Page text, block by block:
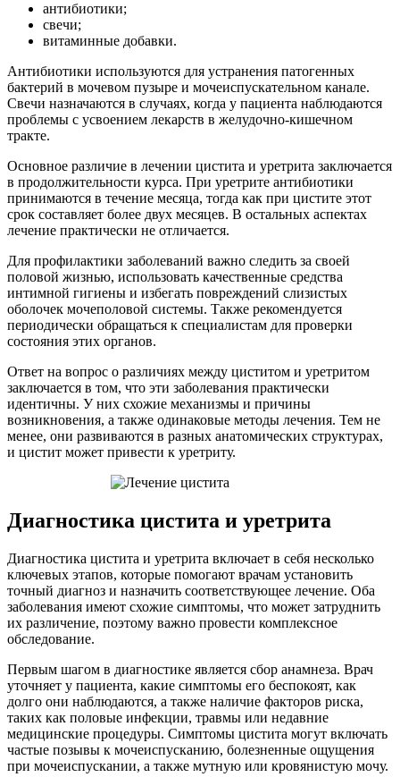
антибиотики;
свечи;
витаминные добавки.
Антибиотики используются для устранения патогенных
бактерий в мочевом пузыре и мочеиспускательном канале.
Свечи назначаются в случаях, когда у пациента наблюдаются
проблемы с усвоением лекарств в желудочно-кишечном
тракте.
Основное различие в лечении цистита и уретрита заключается
в продолжительности курса. При уретрите антибиотики
принимаются в течение месяца, тогда как при цистите этот
срок составляет более двух месяцев. В остальных аспектах
лечение практически не отличается.
Для профилактики заболеваний важно следить за своей
половой жизнью, использовать качественные средства
интимной гигиены и избегать повреждений слизистых
оболочек мочеполовой системы. Также рекомендуется
периодически обращаться к специалистам для проверки
состояния этих органов.
Ответ на вопрос о различиях между циститом и уретритом
заключается в том, что эти заболевания практически
идентичны. У них схожие механизмы и причины
возникновения, а также одинаковые методы лечения. Тем не
менее, они развиваются в разных анатомических структурах,
и цистит может привести к уретриту.
Диагностика цистита и уретрита
Диагностика цистита и уретрита включает в себя несколько
ключевых этапов, которые помогают врачам установить
точный диагноз и назначить соответствующее лечение. Оба
заболевания имеют схожие симптомы, что может затруднить
их различение, поэтому важно провести комплексное
обследование.
Первым шагом в диагностике является сбор анамнеза. Врач
уточняет у пациента, какие симптомы его беспокоят, как
долго они наблюдаются, а также наличие факторов риска,
таких как половые инфекции, травмы или недавние
медицинские процедуры. Симптомы цистита могут включать
частые позывы к мочеиспусканию, болезненные ощущения
при мочеиспускании, а также мутную или кровянистую мочу.